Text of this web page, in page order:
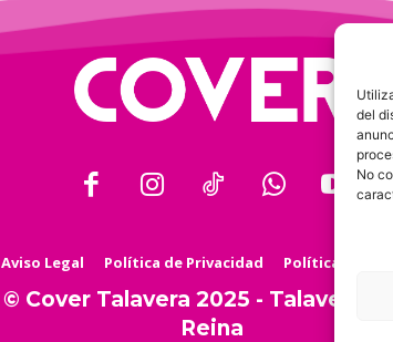
del
No
Aviso Legal Política de Privacidad Política de
© Cover Talavera 2025 - Talavera
Reina